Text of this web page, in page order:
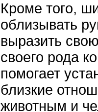
Кроме того,
облизывать
выразить
своего рода
помогает
близкие
животным и